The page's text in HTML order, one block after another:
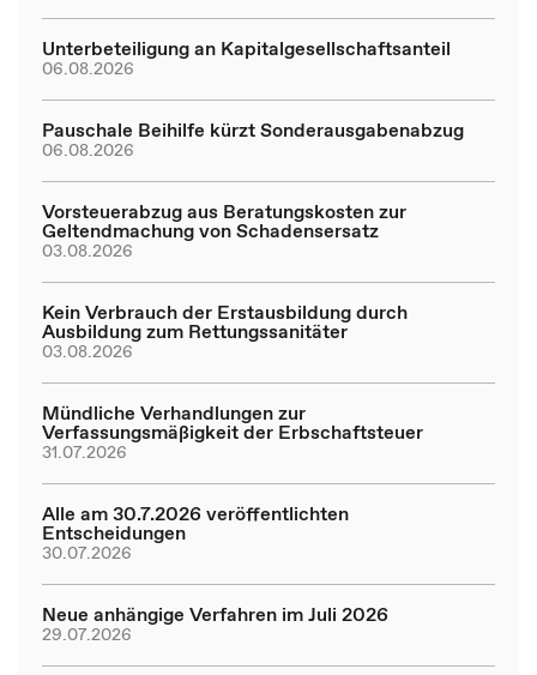
Unterbeteiligung an Kapitalgesellschaftsanteil
06.08.2026
Pauschale Beihilfe kürzt Sonderausgabenabzug
06.08.2026
Vorsteuerabzug aus Beratungskosten zur
Geltendmachung von Schadensersatz
03.08.2026
Kein Verbrauch der Erstausbildung durch
Ausbildung zum Rettungssanitäter
03.08.2026
Mündliche Verhandlungen zur
Verfassungsmäßigkeit der Erbschaftsteuer
31.07.2026
Alle am 30.7.2026 veröffentlichten
Entscheidungen
30.07.2026
Neue anhängige Verfahren im Juli 2026
29.07.2026